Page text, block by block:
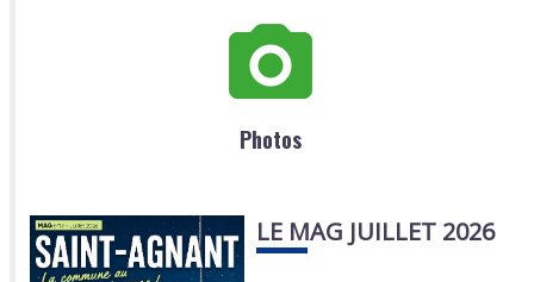
Photos
LE MAG JUILLET 2026